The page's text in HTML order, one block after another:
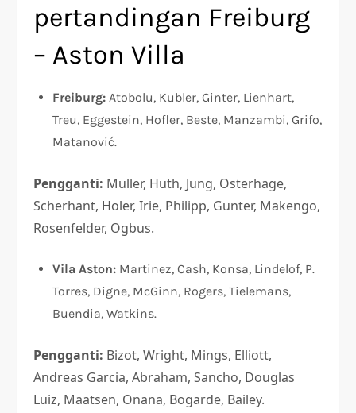
pertandingan Freiburg
– Aston Villa
Freiburg: Atobolu, Kubler, Ginter, Lienhart,
Treu, Eggestein, Hofler, Beste, Manzambi, Grifo,
Matanović.
Pengganti: Muller, Huth, Jung, Osterhage,
Scherhant, Holer, Irie, Philipp, Gunter, Makengo,
Rosenfelder, Ogbus.
Vila Aston: Martinez, Cash, Konsa, Lindelof, P.
Torres, Digne, McGinn, Rogers, Tielemans,
Buendia, Watkins.
Pengganti: Bizot, Wright, Mings, Elliott,
Andreas Garcia, Abraham, Sancho, Douglas
Luiz, Maatsen, Onana, Bogarde, Bailey.